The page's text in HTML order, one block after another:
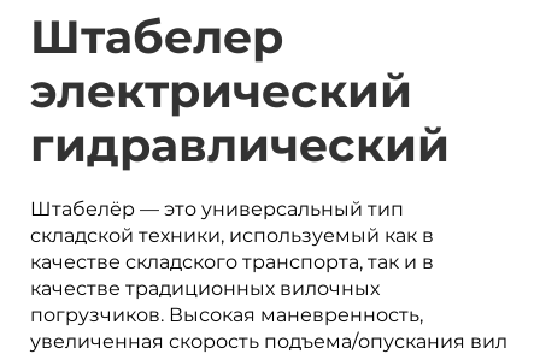
Штабелер
электрический
гидравлический
Штабелёр — это универсальный тип
складской техники, используемый как в
качестве складского транспорта, так и в
качестве традиционных вилочных
погрузчиков. Высокая маневренность,
увеличенная скорость подъема/опускания вил